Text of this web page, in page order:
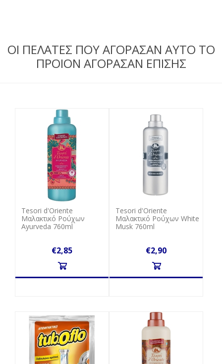
ΟΙ ΠΕΛΑΤΕΣ ΠΟΥ ΑΓΟΡΑΣΑΝ ΑΥΤΟ ΤΟ
ΠΡΟΙΟΝ ΑΓΟΡΑΣΑΝ ΕΠΙΣΗΣ
Tesori d'Oriente
Μαλακτικό Ρούχων
Ayurveda 760ml
€2,85
Tesori d'Oriente
Μαλακτικό Ρούχων White
Musk 760ml
€2,90